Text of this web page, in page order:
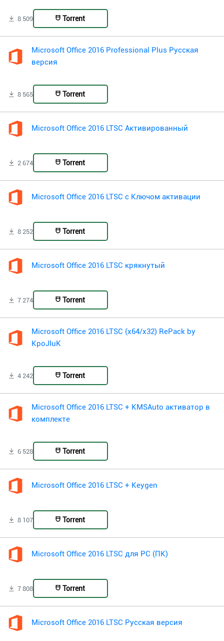
8 509 Torrent
Microsoft Office 2016 Professional Plus Русская
версия
8 565 Torrent
Microsoft Office 2016 LTSC Активированный
2 674 Torrent
Microsoft Office 2016 LTSC с Ключом активации
8 252 Torrent
Microsoft Office 2016 LTSC крякнутый
7 274 Torrent
Microsoft Office 2016 LTSC (x64/x32) RePack by
KpoJIuK
4 242 Torrent
Microsoft Office 2016 LTSC + KMSAuto активатор в
комплекте
6 528 Torrent
Microsoft Office 2016 LTSC + Keygen
8 107 Torrent
Microsoft Office 2016 LTSC для PC (ПК)
7 808 Torrent
Microsoft Office 2016 LTSC Русская версия